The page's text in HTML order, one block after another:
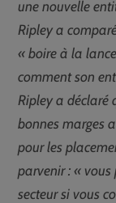
une nouvelle
Ripley a
« boire à la
comment son
Ripley a déclaré
bonnes marges
pour les
parvenir : « vous
secteur si vous